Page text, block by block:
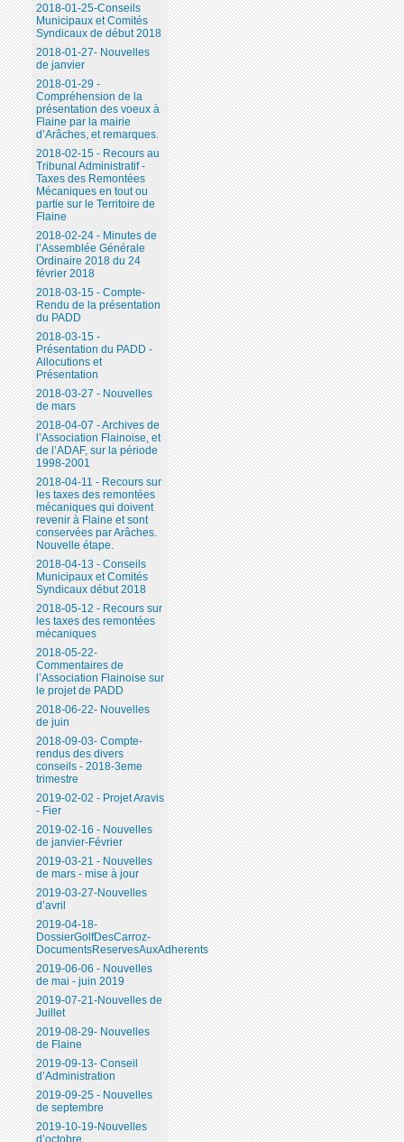
2018-01-25-Conseils
Municipaux et Comités
Syndicaux de début 2018
2018-01-27- Nouvelles
de janvier
2018-01-29 -
Compréhension de la
présentation des voeux à
Flaine par la mairie
d’Arâches, et remarques.
2018-02-15 - Recours au
Tribunal Administratif -
Taxes des Remontées
Mécaniques en tout ou
partie sur le Territoire de
Flaine
2018-02-24 - Minutes de
l’Assemblée Générale
Ordinaire 2018 du 24
février 2018
2018-03-15 - Compte-
Rendu de la présentation
du PADD
2018-03-15 -
Présentation du PADD -
Allocutions et
Présentation
2018-03-27 - Nouvelles
de mars
2018-04-07 - Archives de
l’Association Flainoise, et
de l’ADAF, sur la période
1998-2001
2018-04-11 - Recours sur
les taxes des remontées
mécaniques qui doivent
revenir à Flaine et sont
conservées par Arâches.
Nouvelle étape.
2018-04-13 - Conseils
Municipaux et Comités
Syndicaux début 2018
2018-05-12 - Recours sur
les taxes des remontées
mécaniques
2018-05-22-
Commentaires de
l’Association Flainoise sur
le projet de PADD
2018-06-22- Nouvelles
de juin
2018-09-03- Compte-
rendus des divers
conseils - 2018-3eme
trimestre
2019-02-02 - Projet Aravis
- Fier
2019-02-16 - Nouvelles
de janvier-Février
2019-03-21 - Nouvelles
de mars - mise à jour
2019-03-27-Nouvelles
d’avril
2019-04-18-
DossierGolfDesCarroz-
DocumentsReservesAuxAdherents
2019-06-06 - Nouvelles
de mai - juin 2019
2019-07-21-Nouvelles de
Juillet
2019-08-29- Nouvelles
de Flaine
2019-09-13- Conseil
d’Administration
2019-09-25 - Nouvelles
de septembre
2019-10-19-Nouvelles